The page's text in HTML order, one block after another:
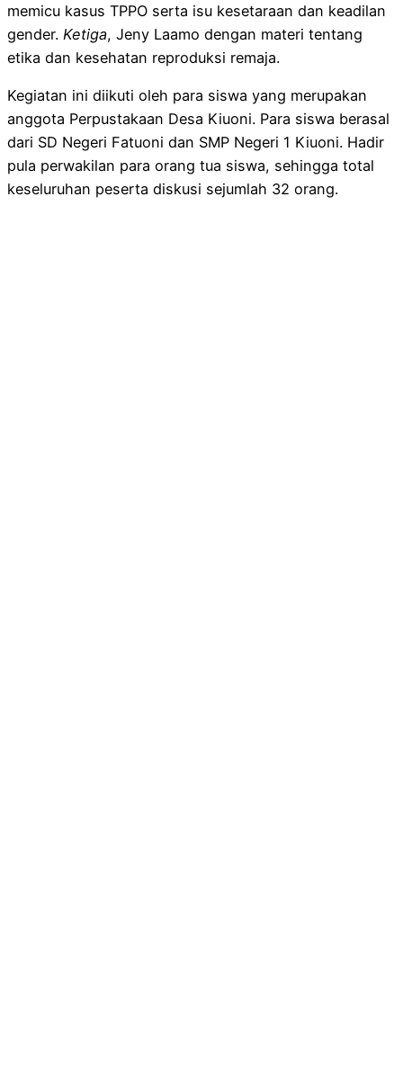
memicu kasus TPPO serta isu kesetaraan dan keadilan
gender. Ketiga, Jeny Laamo dengan materi tentang
etika dan kesehatan reproduksi remaja.
Kegiatan ini diikuti oleh para siswa yang merupakan
anggota Perpustakaan Desa Kiuoni. Para siswa berasal
dari SD Negeri Fatuoni dan SMP Negeri 1 Kiuoni. Hadir
pula perwakilan para orang tua siswa, sehingga total
keseluruhan peserta diskusi sejumlah 32 orang.